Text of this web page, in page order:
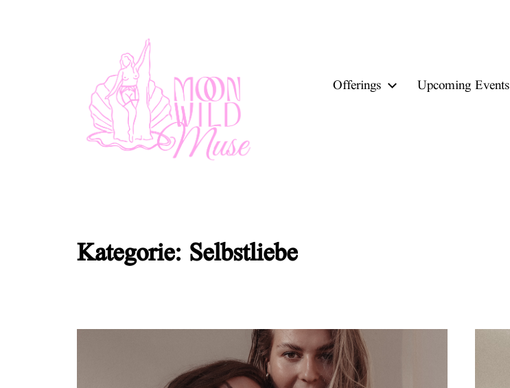
reclaiming female Sexuality, Selflove & Conscious Connection
Offerings Upcoming Events
Kategorie: Selbstliebe